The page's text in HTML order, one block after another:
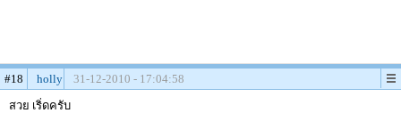
#18 holly
31-12-2010 - 17:04:58
สวย เริ่ดครับ